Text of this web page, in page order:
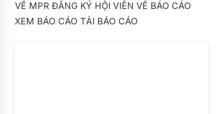
VỀ MPR ĐĂNG KÝ HỘI VIÊN VỀ BÁO CÁO
XEM BÁO CÁO TẢI BÁO CÁO